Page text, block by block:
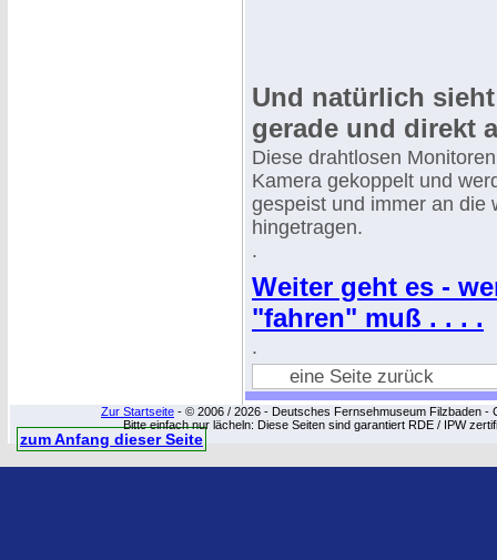
Und natürlich
gerade und direkt
Diese drahtlosen
Kamera gekoppelt und
gespeist und immer an die
hingetragen.
.
Weiter geht es -
"fahren" muß . . . .
.
eine Seite zurück
Zur Startseite - © 2006 / 2026 - Deutsches Fernsehmuseum Filzbaden -
Bitte einfach nur lächeln: Diese Seiten sind garantiert RDE / IPW
zum Anfang dieser Seite